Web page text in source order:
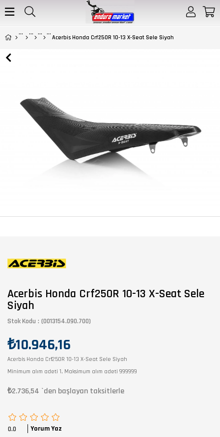
Acerbis Honda Crf250R 10-13 X-Seat Sele Siyah
Acerbis Honda Crf250R 10-13 X-Seat Sele
Siyah
Stok Kodu (0013154.090.700)
₺10.946,16
Acerbis Honda Crf250R 10-13 X-Seat Sele Siyah
Minimum alım adeti 1, Maksimum alım adeti 999999
₺2.736,54 `den başlayan taksitlerle
0.0 Yorum Yaz